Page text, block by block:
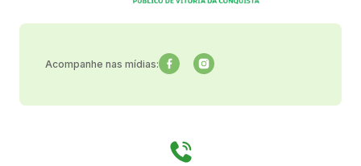
Acompanhe nas mídias: